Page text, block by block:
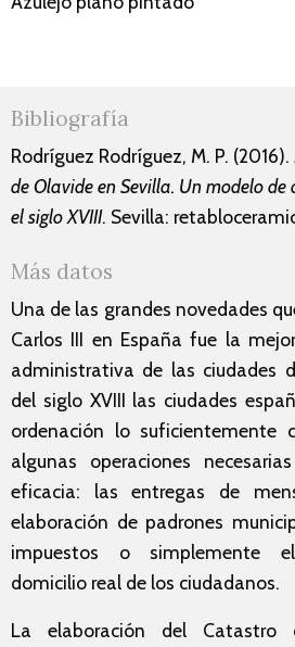
Bibliografía
Rodríguez Rodríguez, M. P. (2016).
de Olavide en Sevilla. Un modelo
el siglo XVIII. Sevilla:
Más datos
Una de las grandes novedades
Carlos III en España fue la
administrativa de las ciudades
del siglo XVIII las ciudades
ordenación lo suficientemente
algunas operaciones
eficacia: las entregas de
elaboración de padrones
impuestos o simplemente
domicilio real de los ciudadanos.
La elaboración del